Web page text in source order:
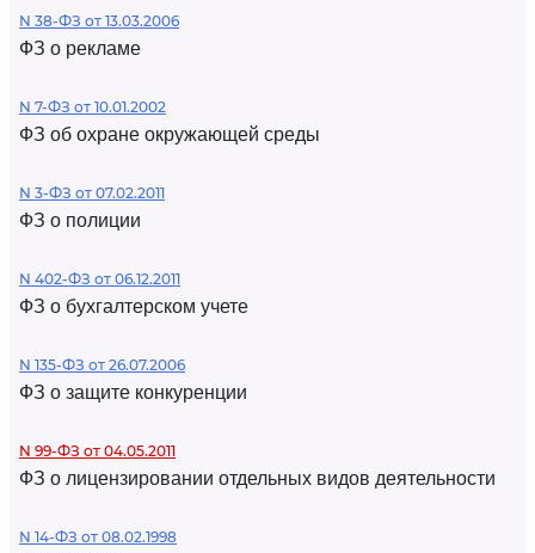
N 38-ФЗ от 13.03.2006
ФЗ о рекламе
N 7-ФЗ от 10.01.2002
ФЗ об охране окружающей среды
N 3-ФЗ от 07.02.2011
ФЗ о полиции
N 402-ФЗ от 06.12.2011
ФЗ о бухгалтерском учете
N 135-ФЗ от 26.07.2006
ФЗ о защите конкуренции
N 99-ФЗ от 04.05.2011
ФЗ о лицензировании отдельных видов деятельности
N 14-ФЗ от 08.02.1998